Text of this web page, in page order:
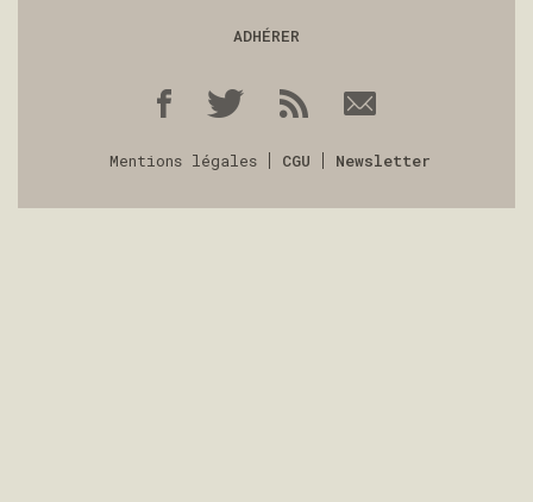
ADHÉRER
Mentions légales CGU Newsletter